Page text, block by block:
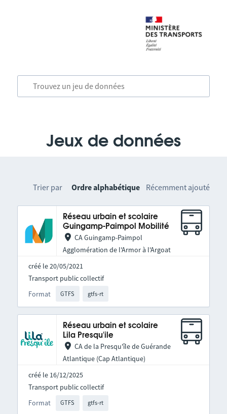
Jeux de données
Trier par Ordre alphabétique Récemment ajouté
Réseau urbain et scolaire
Guingamp-Paimpol Mobilité
CA Guingamp-Paimpol
Agglomération de l'Armor à l'Argoat
créé le 20/05/2021
Format GTFS gtfs-rt
Transport public collectif
Réseau urbain et scolaire
Lila Presqu'ile
CA de la Presqu'île de Guérande
Atlantique (Cap Atlantique)
créé le 16/12/2025
Format GTFS gtfs-rt
Transport public collectif